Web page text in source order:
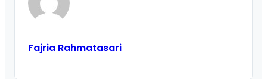
Fajria Rahmatasari